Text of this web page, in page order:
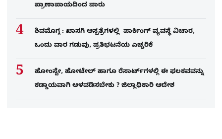
ಪ್ರಾಣಾಪಾಯದಿಂದ ಪಾರು
ಶಿವಮೊಗ್ಗ : ಖಾಸಗಿ ಆಸ್ಪತ್ರೆಗಳಲ್ಲಿ ಪಾರ್ಕಿಂಗ್​ ವ್ಯವಸ್ಥೆ ವಿಚಾರ,
ಒಂದು ವಾರ ಗಡುವು, ಪ್ರತಿಭಟನೆಯ ಎಚ್ಚರಿಕೆ
ಹೋಂಸ್ಟೇ, ಹೋಟೇಲ್ ಹಾಗೂ ರೆಸಾರ್ಟ್‌ಗಳಲ್ಲಿ ಈ ಫಲಕವವನ್ನು
ಕಡ್ಡಾಯವಾಗಿ ಅಳವಡಿಸಬೇಕು ? ಜಿಲ್ಲಾಧಿಕಾರಿ ಆದೇಶ